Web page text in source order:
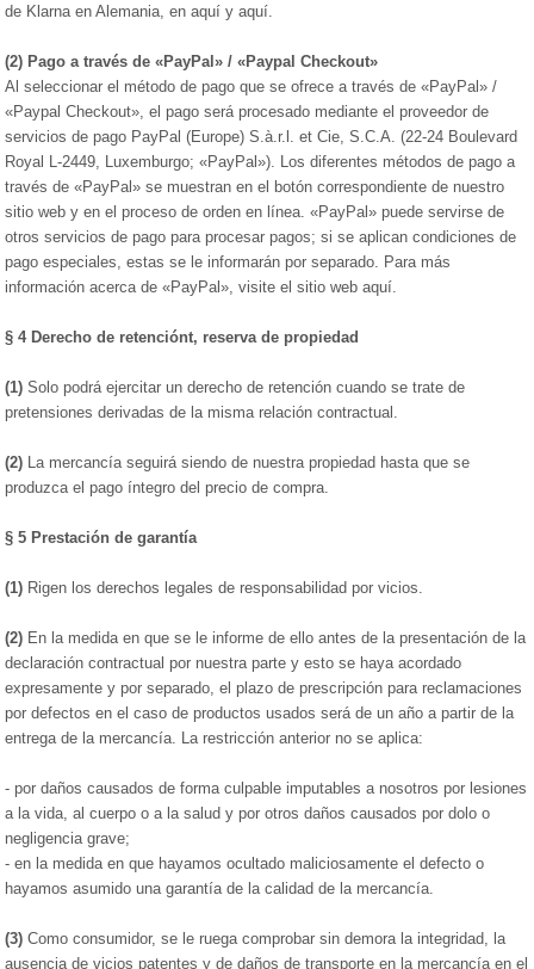
de Klarna en Alemania, enaquí yaquí.
(2) Pago a través de «PayPal» / «Paypal Checkout»
Al seleccionar el método de pago que se ofrece a través de «PayPal» /
«Paypal Checkout», el pago será procesado mediante el proveedor de
servicios de pago PayPal (Europe) S.à.r.l. et Cie, S.C.A. (22-24 Boulevard
Royal L-2449, Luxemburgo; «PayPal»). Los diferentes métodos de pago a
través de «PayPal» se muestran en el botón correspondiente de nuestro
sitio web y en el proceso de orden en línea. «PayPal» puede servirse de
otros servicios de pago para procesar pagos; si se aplican condiciones de
pago especiales, estas se le informarán por separado. Para más
información acerca de «PayPal», visite el sitio webaquí.
§ 4 Derecho de retenciónt, reserva de propiedad
(1) Solo podrá ejercitar un derecho de retención cuando se trate de
pretensiones derivadas de la misma relación contractual.
(2) La mercancía seguirá siendo de nuestra propiedad hasta que se
produzca el pago íntegro del precio de compra.
§ 5 Prestación de garantía
(1) Rigen los derechos legales de responsabilidad por vicios.
(2) En la medida en que se le informe de ello antes de la presentación de la
declaración contractual por nuestra parte y esto se haya acordado
expresamente y por separado, el plazo de prescripción para reclamaciones
por defectos en el caso de productos usados será de un año a partir de la
entrega de la mercancía. La restricción anterior no se aplica:
- por daños causados de forma culpable imputables a nosotros por lesiones
a la vida, al cuerpo o a la salud y por otros daños causados por dolo o
negligencia grave;
- en la medida en que hayamos ocultado maliciosamente el defecto o
hayamos asumido una garantía de la calidad de la mercancía.
(3) Como consumidor, se le ruega comprobar sin demora la integridad, la
ausencia de vicios patentes y de daños de transporte en la mercancía en el